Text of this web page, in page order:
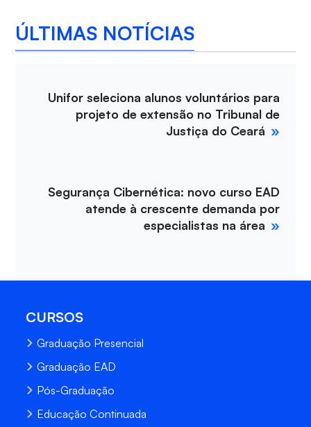
ÚLTIMAS NOTÍCIAS
Unifor seleciona alunos voluntários para
projeto de extensão no Tribunal de
Justiça do Ceará
Segurança Cibernética: novo curso EAD
atende à crescente demanda por
especialistas na área
CURSOS
Graduação Presencial
Graduação EAD
Pós-Graduação
Educação Continuada